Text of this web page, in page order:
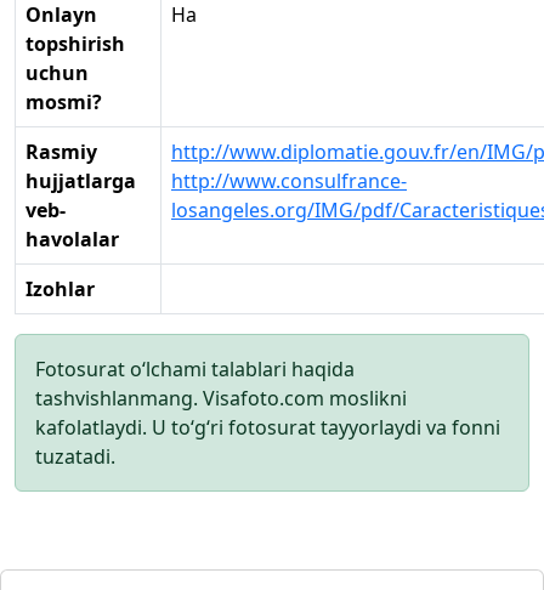
Onlayn
topshirish
uchun
mosmi?
Ha
Rasmiy
hujjatlarga
veb-
havolalar
http://www.diplomatie.gouv.fr/en/IMG/
http://www.consulfrance-
losangeles.org/IMG/pdf/
Izohlar
Fotosurat o‘lchami talablari haqida
tashvishlanmang. Visafoto.com moslikni
kafolatlaydi. U to‘g‘ri fotosurat tayyorlaydi va fonni
tuzatadi.